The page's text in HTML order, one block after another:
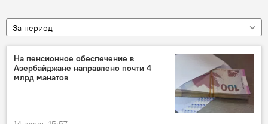
За период
На пенсионное обеспечение в
Азербайджане направлено почти 4
млрд манатов